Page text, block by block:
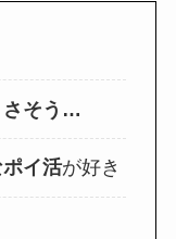
さそう…
イ活が好き